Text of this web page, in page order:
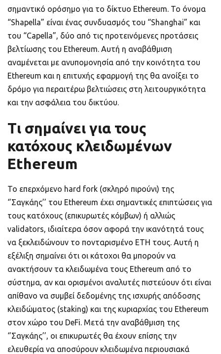
σημαντικό ορόσημο για το δίκτυο Ethereum. Το όνομα
“Shapella” είναι ένας συνδυασμός του “Shanghai” και
του “Capella”, δύο από τις προτεινόμενες προτάσεις
βελτίωσης του Ethereum. Αυτή η αναβάθμιση
αναμένεται με ανυπομονησία από την κοινότητα του
Ethereum και η επιτυχής εφαρμογή της θα ανοίξει το
δρόμο για περαιτέρω βελτιώσεις στη λειτουργικότητα
και την ασφάλεια του δικτύου.
Τι σημαίνει για τους
κατόχους κλειδωμένων
Ethereum
Το επερχόμενο hard fork (σκληρό πιρούνι) της
‘’Σαγκάης’’ του Ethereum έχει σημαντικές επιπτώσεις για
τους κατόχους (επικυρωτές κόμβων) ή αλλιώς
validators, ιδιαίτερα όσον αφορά την ικανότητά τους
να ξεκλειδώνουν το πονταρισμένο ETH τους. Αυτή η
εξέλιξη σημαίνει ότι οι κάτοχοι θα μπορούν να
ανακτήσουν τα κλειδωμένα τους Ethereum από το
σύστημα, αν και ορισμένοι αναλυτές πιστεύουν ότι είναι
απίθανο να συμβεί δεδομένης της ισχυρής απόδοσης
κλειδώματος (staking) και της κυριαρχίας του Ethereum
στον χώρο του DeFi. Μετά την αναβάθμιση της
‘’Σαγκάης’’, οι επικυρωτές θα έχουν επίσης την
ελευθερία να αποσύρουν κλειδωμένα περιουσιακά